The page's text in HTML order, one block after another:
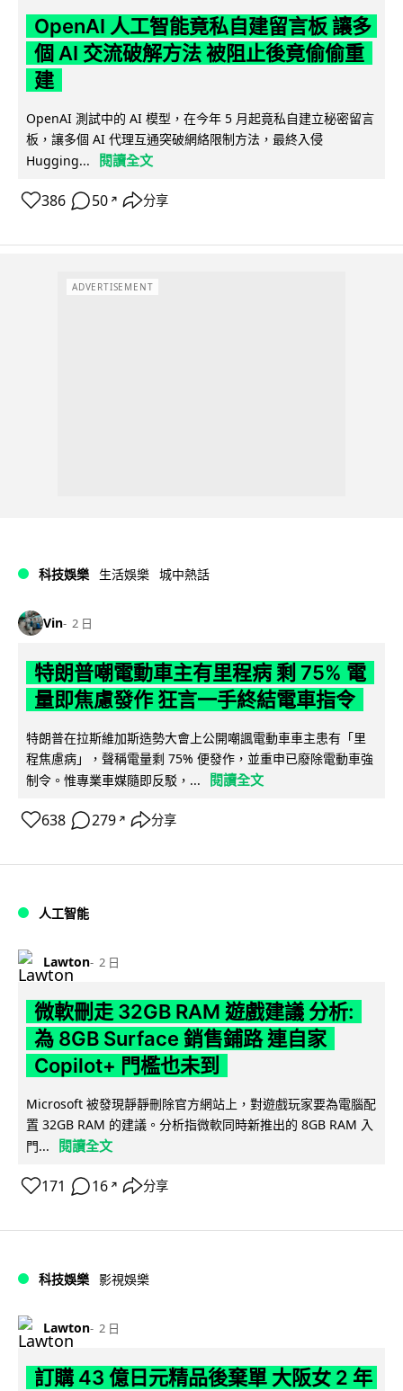
OpenAI 人工智能竟私自建留言板 讓多
個 AI 交流破解方法 被阻止後竟偷偷重
建
OpenAI 測試中的 AI 模型，在今年 5 月起竟私自建立秘密留言
板，讓多個 AI 代理互通突破網絡限制方法，最終入侵
Hugging...
閱讀全文
386 50 ↗ 分享
ADVERTISEMENT
科技娛樂 生活娛樂 城中熱話
Vin 2 日
特朗普嘲電動車主有里程病 剩 75% 電
量即焦慮發作 狂言一手終結電車指令
特朗普在拉斯維加斯造勢大會上公開嘲諷電動車車主患有「里
程焦慮病」，聲稱電量剩 75% 便發作，並重申已廢除電動車強
制令。惟專業車媒隨即反駁，...
閱讀全文
638 279 ↗ 分享
人工智能
Lawton 2 日
微軟刪走 32GB RAM 遊戲建議 分析:
為 8GB Surface 銷售鋪路 連自家
Copilot+ 門檻也未到
Microsoft 被發現靜靜刪除官方網站上，對遊戲玩家要為電腦配
置 32GB RAM 的建議。分析指微軟同時新推出的 8GB RAM 入
門...
閱讀全文
171 16 ↗ 分享
科技娛樂 影視娛樂
Lawton 2 日
訂購 43 億日元精品後棄單 大阪女 2 年